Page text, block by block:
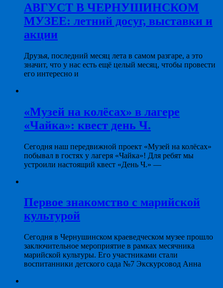
АВГУСТ В ЧЕРНУШИНСКОМ
МУЗЕЕ: летний досуг, выставки и
акции
Друзья, последний месяц лета в самом разгаре, а это
значит, что у нас есть ещё целый месяц, чтобы провести
его интересно и
«Музей на колёсах» в лагере
«Чайка»: квест день Ч.
Сегодня наш передвижной проект «Музей на колёсах»
побывал в гостях у лагеря «Чайка»! Для ребят мы
устроили настоящий квест «День Ч.» —
Первое знакомство с марийской
культурой
Сегодня в Чернушинском краеведческом музее прошло
заключительное мероприятие в рамках месячника
марийской культуры. Его участниками стали
воспитанники детского сада №7 Экскурсовод Анна